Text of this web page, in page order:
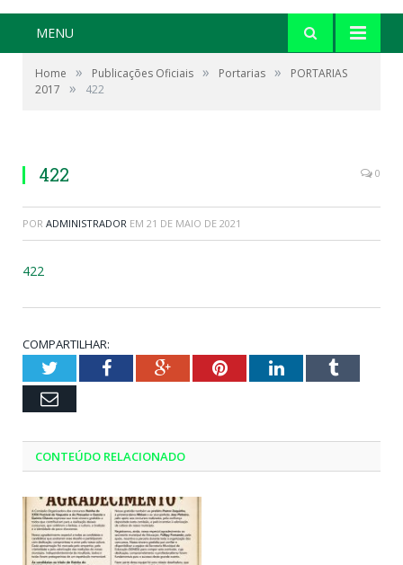
MENU
Home » Publicações Oficiais » Portarias »
PORTARIAS
2017
» 422
422 0
POR ADMINISTRADOR EM 21 DE MAIO DE 2021
422
COMPARTILHAR:
TwitterFacebookGoogle+PinterestLinkedInTumblr
Email
CONTEÚDO RELACIONADO